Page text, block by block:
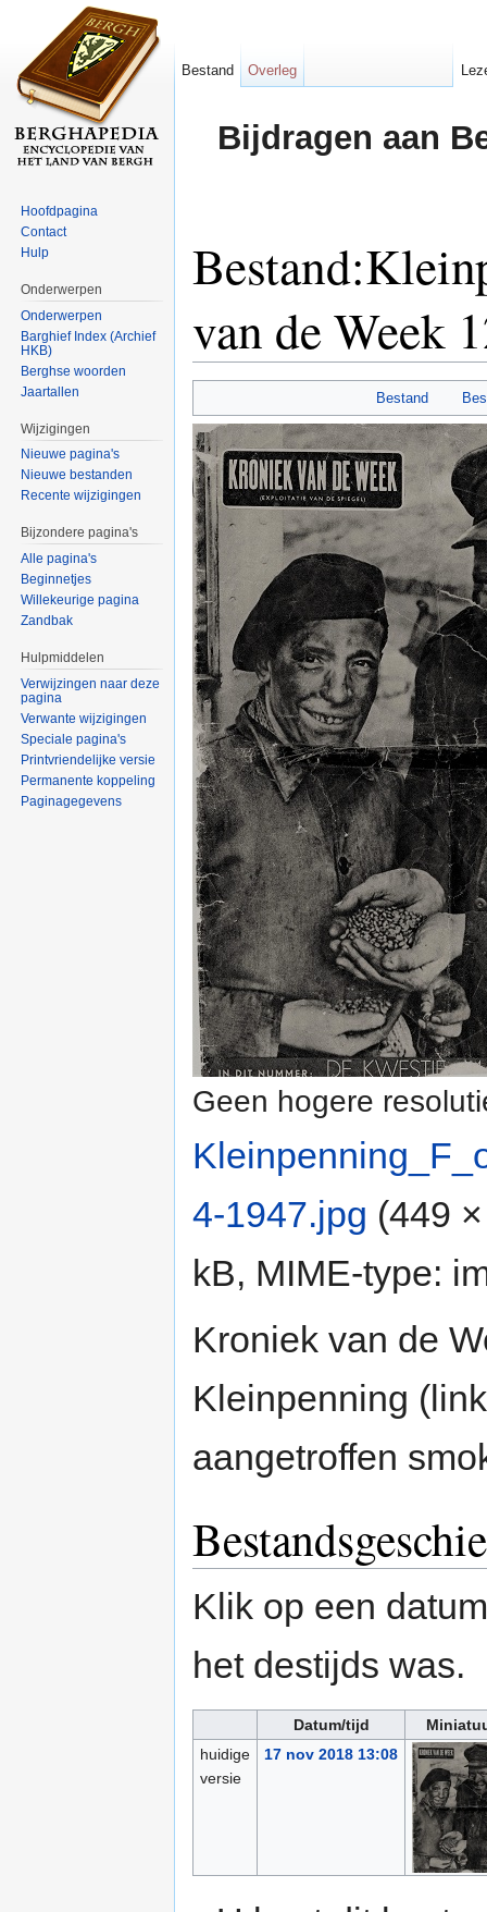
Bijdragen aan
van de Week
Bestand
Geen hogere
4-1947.jpg (449
kB, MIME-type:
Kroniek van de
Kleinpenning
aangetroffen
Klik op een
het destijds was.
Datum/tijd
huidige
versie
17 nov 2018 13:08
Bestand Overleg
Hoofdpagina
Contact
Hulp
Onderwerpen
Onderwerpen
Barghief Index (Archief
HKB)
Berghse woorden
Jaartallen
Wijzigingen
Nieuwe pagina's
Nieuwe bestanden
Recente wijzigingen
Bijzondere pagina's
Alle pagina's
Beginnetjes
Willekeurige pagina
Zandbak
Hulpmiddelen
Verwijzingen naar deze
pagina
Verwante wijzigingen
Speciale pagina's
Printvriendelijke versie
Permanente koppeling
Paginagegevens